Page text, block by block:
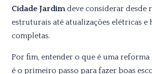
Cidade Jardimdeve considerar desde
estruturais até atualizações elétricas e
completas.
Por fim, entender o que é uma
é o primeiro passo para fazer boas